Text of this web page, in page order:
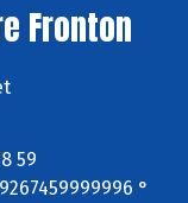
Fronton
59
°